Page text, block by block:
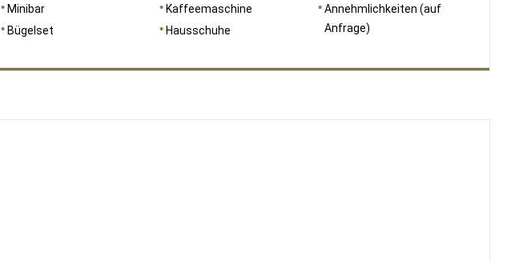
Minibar
Bügelset
Kaffeemaschine
Hausschuhe
Annehmlichkeiten (auf
Anfrage)